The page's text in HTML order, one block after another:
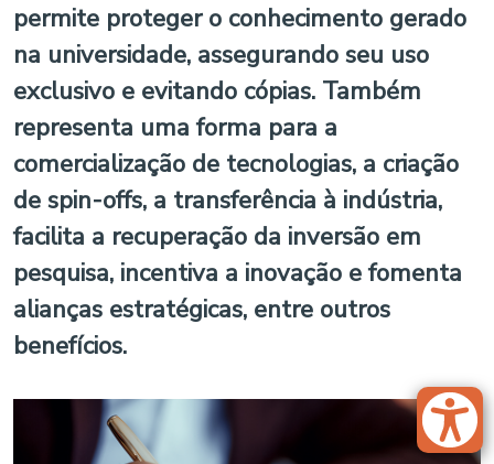
permite proteger o conhecimento gerado
na universidade, assegurando seu uso
exclusivo e evitando cópias. Também
representa uma forma para a
comercialização de tecnologias, a criação
despin-offs, a transferência à indústria,
facilita a recuperação da inversão em
pesquisa, incentiva a inovação e fomenta
alianças estratégicas, entre outros
benefícios.